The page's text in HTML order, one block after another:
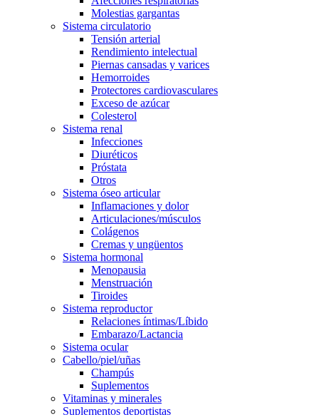
Molestias gargantas
Sistema circulatorio
Tensión arterial
Rendimiento intelectual
Piernas cansadas y varices
Hemorroides
Protectores cardiovasculares
Exceso de azúcar
Colesterol
Sistema renal
Infecciones
Diuréticos
Próstata
Otros
Sistema óseo articular
Inflamaciones y dolor
Articulaciones/músculos
Colágenos
Cremas y ungüentos
Sistema hormonal
Menopausia
Menstruación
Tiroides
Sistema reproductor
Relaciones íntimas/Líbido
Embarazo/Lactancia
Sistema ocular
Cabello/piel/uñas
Champús
Suplementos
Vitaminas y minerales
Suplementos deportistas